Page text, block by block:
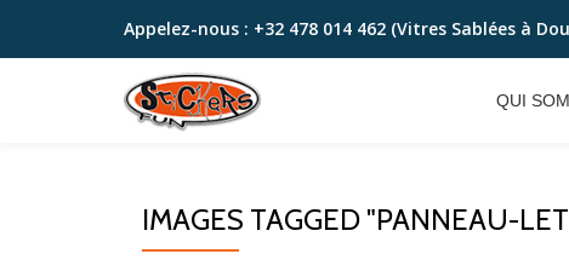
Aller
Appelez-nous : +32 478 014 462 (Vitres Sablées à
QUI
IMAGES TAGGED "PANNEAU-